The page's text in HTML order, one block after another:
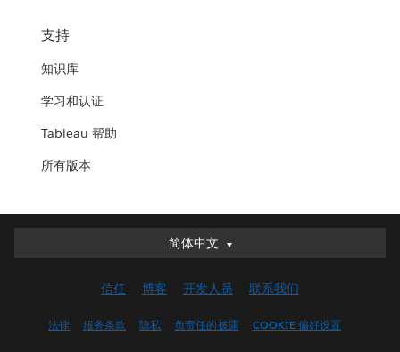
支持
知识库
学习和认证
Tableau 帮助
所有版本
简体中文
简体中文
English (UK)
信任 博客 开发人员 联系我们
法律 服务条款 隐私 负责任的披露 COOKIE 偏好设置